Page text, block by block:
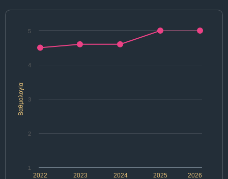
Βαθμολογία
2022 2024 2026
2023 2025
1
2
3
4
5